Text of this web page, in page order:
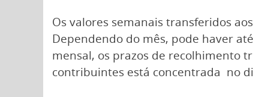
Os valores semanais transferidos
Dependendo do mês, pode haver
mensal, os prazos de recolhimento
contribuintes está concentrada no